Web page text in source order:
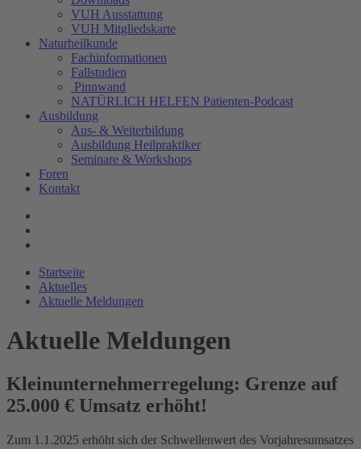
VUH Ausstattung
VUH Mitgliedskarte
Naturheilkunde
Fachinformationen
Fallstudien
Pinnwand
NATÜRLICH HELFEN Patienten-Podcast
Ausbildung
Aus- & Weiterbildung
Ausbildung Heilpraktiker
Seminare & Workshops
Foren
Kontakt
Startseite
Aktuelles
Aktuelle Meldungen
Aktuelle Meldungen
Kleinunternehmerregelung: Grenze auf
25.000 € Umsatz erhöht!
Zum 1.1.2025 erhöht sich der Schwellenwert des Vorjahresumsatzes